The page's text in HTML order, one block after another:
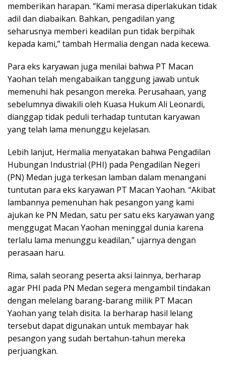
memberikan harapan. “Kami merasa diperlakukan tidak
adil dan diabaikan. Bahkan, pengadilan yang
seharusnya memberi keadilan pun tidak berpihak
kepada kami,” tambah Hermalia dengan nada kecewa.
Para eks karyawan juga menilai bahwa PT Macan
Yaohan telah mengabaikan tanggung jawab untuk
memenuhi hak pesangon mereka. Perusahaan, yang
sebelumnya diwakili oleh Kuasa Hukum Ali Leonardi,
dianggap tidak peduli terhadap tuntutan karyawan
yang telah lama menunggu kejelasan.
Lebih lanjut, Hermalia menyatakan bahwa Pengadilan
Hubungan Industrial (PHI) pada Pengadilan Negeri
(PN) Medan juga terkesan lamban dalam menangani
tuntutan para eks karyawan PT Macan Yaohan. “Akibat
lambannya pemenuhan hak pesangon yang kami
ajukan ke PN Medan, satu per satu eks karyawan yang
menggugat Macan Yaohan meninggal dunia karena
terlalu lama menunggu keadilan,” ujarnya dengan
perasaan haru.
Rima, salah seorang peserta aksi lainnya, berharap
agar PHI pada PN Medan segera mengambil tindakan
dengan melelang barang-barang milik PT Macan
Yaohan yang telah disita. Ia berharap hasil lelang
tersebut dapat digunakan untuk membayar hak
pesangon yang sudah bertahun-tahun mereka
perjuangkan.